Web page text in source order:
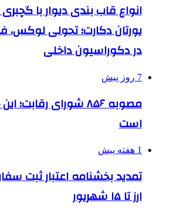
انواع قاب بندی دیوار با
یورتان دکارت؛ تحولی لوکس،
در دکوراسیون داخلی
7 روز پیش
مصوبه ۸۵۶ شورای
است
1 هفته پیش
تمدید بخشنامه اعتبار ثبت
ارز تا ۱۵ شهریور